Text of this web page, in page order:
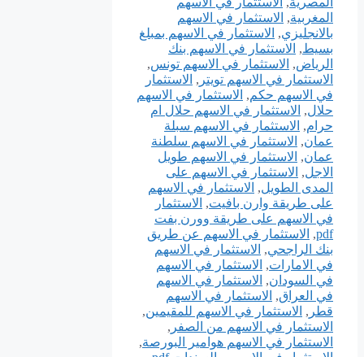
المغربية, الاستثمار في الاسهم
بالانجليزي, الاستثمار في الاسهم بمبلغ
بسيط, الاستثمار في الاسهم بنك
الرياض, الاستثمار في الاسهم تونس,
الاستثمار في الاسهم تويتر , الاستثمار
في الاسهم حكم, الاستثمار في الاسهم
حلال, الاستثمار في الاسهم حلال ام
حرام, الاستثمار في الاسهم سبلة
عمان, الاستثمار في الاسهم سلطنة
عمان, الاستثمار في الاسهم طويل
الاجل, الاستثمار في الاسهم على
المدى الطويل, الاستثمار في الاسهم
على طريقة وارن بافيت, الاستثمار
في الاسهم على طريقة وورن بفت
pdf
, الاستثمار في الاسهم عن طريق
بنك الراجحي, الاستثمار في الاسهم
في الامارات, الاستثمار في الاسهم
في السودان, الاستثمار في الاسهم
في العراق, الاستثمار في الاسهم
قطر , الاستثمار في الاسهم للمقيمين,
الاستثمار في الاسهم من الصفر ,
الاستثمار في الاسهم هوامير البورصة,